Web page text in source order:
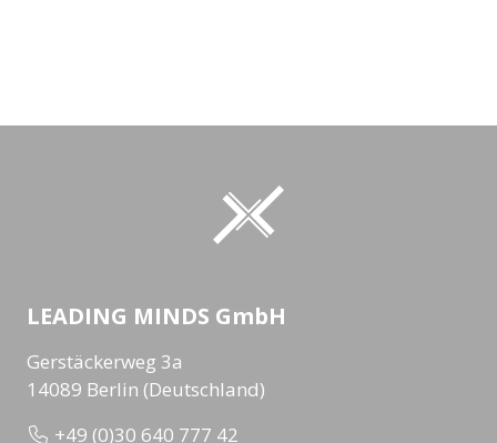
LEADING MINDS GmbH
Gerstäckerweg 3a
14089 Berlin (Deutschland)
+49 (0)30 640 777 42